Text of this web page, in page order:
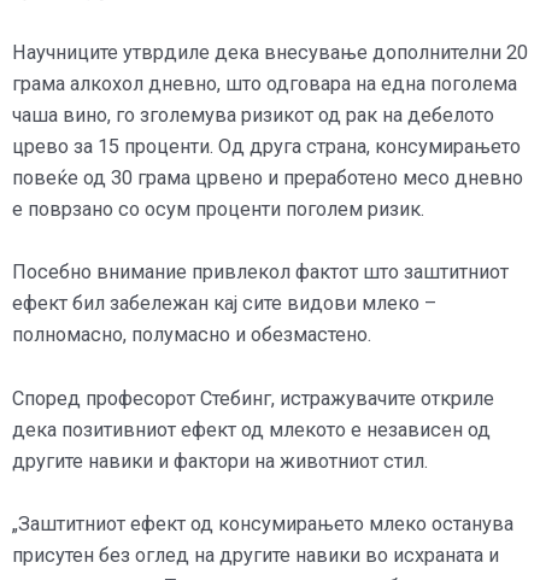
Научниците утврдиле дека внесување дополнителни 20
грама алкохол дневно, што одговара на една поголема
чаша вино, го зголемува ризикот од рак на дебелото
црево за 15 проценти. Од друга страна, консумирањето
повеќе од 30 грама црвено и преработено месо дневно
е поврзано со осум проценти поголем ризик.
Посебно внимание привлекол фактот што заштитниот
ефект бил забележан кај сите видови млеко –
полномасно, полумасно и обезмастено.
Според професорот Стебинг, истражувачите откриле
дека позитивниот ефект од млекото е независен од
другите навики и фактори на животниот стил.
„Заштитниот ефект од консумирањето млеко останува
присутен без оглед на другите навики во исхраната и